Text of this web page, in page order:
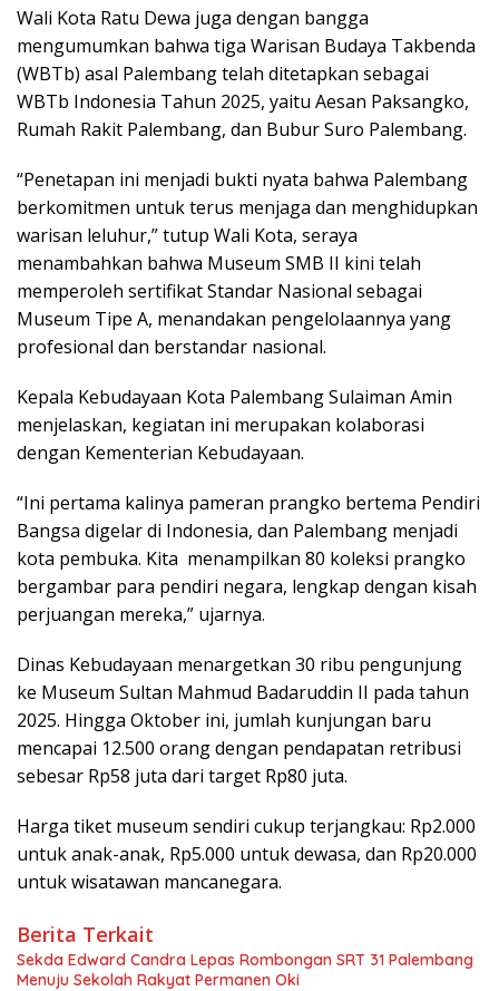
Wali Kota Ratu Dewa juga dengan bangga
mengumumkan bahwa tiga Warisan Budaya Takbenda
(WBTb) asal Palembang telah ditetapkan sebagai
WBTb Indonesia Tahun 2025, yaitu Aesan Paksangko,
Rumah Rakit Palembang, dan Bubur Suro Palembang.
“Penetapan ini menjadi bukti nyata bahwa Palembang
berkomitmen untuk terus menjaga dan menghidupkan
warisan leluhur,” tutup Wali Kota, seraya
menambahkan bahwa Museum SMB II kini telah
memperoleh sertifikat Standar Nasional sebagai
Museum Tipe A, menandakan pengelolaannya yang
profesional dan berstandar nasional.
Kepala Kebudayaan Kota Palembang Sulaiman Amin
menjelaskan, kegiatan ini merupakan kolaborasi
dengan Kementerian Kebudayaan.
“Ini pertama kalinya pameran prangko bertema Pendiri
Bangsa digelar di Indonesia, dan Palembang menjadi
kota pembuka. Kita menampilkan 80 koleksi prangko
bergambar para pendiri negara, lengkap dengan kisah
perjuangan mereka,” ujarnya.
Dinas Kebudayaan menargetkan 30 ribu pengunjung
ke Museum Sultan Mahmud Badaruddin II pada tahun
2025. Hingga Oktober ini, jumlah kunjungan baru
mencapai 12.500 orang dengan pendapatan retribusi
sebesar Rp58 juta dari target Rp80 juta.
Harga tiket museum sendiri cukup terjangkau: Rp2.000
untuk anak-anak, Rp5.000 untuk dewasa, dan Rp20.000
untuk wisatawan mancanegara.
Berita Terkait
Sekda Edward Candra Lepas Rombongan SRT 31 Palembang
Menuju Sekolah Rakyat Permanen Oki